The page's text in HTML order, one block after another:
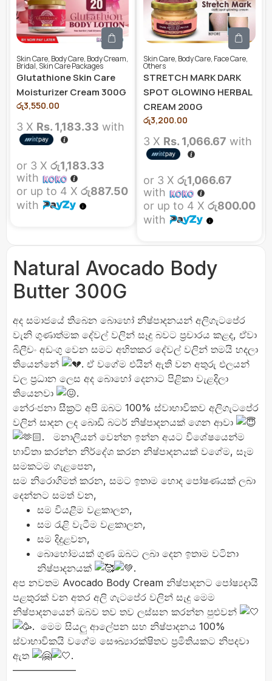
Skin Care, Body Care, Body Cream,
Bridal,Skin Care Packages
Glutathione Skin Care
Moisturizer Cream 300G
රු3,550.00
3 X Rs. 1,183.33 with
or 3 X රු1,183.33
with
or up to 4 X රු887.50
with
Skin Care, Body Care, Face Care,
Others
STRETCH MARK DARK
SPOT GLOWING HERBAL
CREAM 200G
රු3,200.00
3 X Rs. 1,066.67 with
or 3 X රු1,066.67
with
or up to 4 X රු800.00
with
Natural Avocado Body
Butter 300G
අද සමාජයේ තිබෙන බොහෝ නිෂ්පාදනයන් අලිගැටපේර
වැනි ගුණාත්මක දේවල් වලින් සෑදු බවට ප්රචාරය කළද, ඒවා
බිලීචං අඩංගු වෙන සමට අහිතකර දේවල් වලින් තමයි හදලා
තියෙන්නේ
. ඒ වගේම එයින් ඇති වන අතුරු එලයන්
වල ප්රධාන ලෙස අද බොහෝ දෙනාට පිළිකා වැළදිලා
තියෙනවා
.
නේරංජනා සීක්රට් අපි ඔබට 100% ස්වාභාවිකව අලිගැටපේර
වලින් සාදන ලද බොඩි බටර් නිෂ්පාදනයක් ගෙන ආවා
. මනාලියන් වෙන්න ඉන්න අයට විශේෂයෙන්ම
භාවිතා කරන්න නිර්දේශ කරන නිෂ්පාදනයක් වගේම, සෑම
සමකටම ගැළපෙන,
සම නිරොගිමත් කරන, සමට ඉතාම හොද පෝෂණයක් ලබා
දෙන්නට සමත් වන,
සම වියළීම වළකාලන,
සම රැළි වැටීම වළකාලන,
සම දිදුළවන,
බොහෝමයක් ගුණ ඔබට ලබා දෙන ඉතාම වටිනා
නිෂ්පාදනයක්
.
අප නවතම Avocado Body Cream නිෂ්පාදනට පෝෂ්යදායි
පළතුරක් වන අතර අලි ගැටපේර වලින් සැදු මෙම
නිෂ්පාදනයෙන් ඔබව තව තව ලස්සන කරන්න පුළුවන්
. මෙම සියලු ආලේපන සහ නිෂ්පාදනය 100%
ස්වාභාවිකයි වගේම සෞඛ්යාරක්ෂිතව ප්රමිතියකට නිපදවා
ඇත
.
——————–